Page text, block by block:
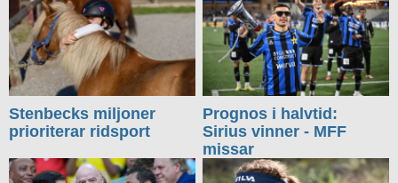
Stenbecks miljoner
prioriterar ridsport
Prognos i halvtid:
Sirius vinner - MFF
missar